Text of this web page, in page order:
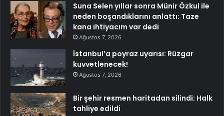
Suna Selen yıllar sonra Münir Özkul ile
neden boşandıklarını anlattı: Taze
kana ihtiyacım var dedi
Ağustos 7, 2026
İstanbul’a poyraz uyarısı: Rüzgar
kuvvetlenecek!
Ağustos 7, 2026
Bir şehir resmen haritadan silindi: Halk
tahliye edildi